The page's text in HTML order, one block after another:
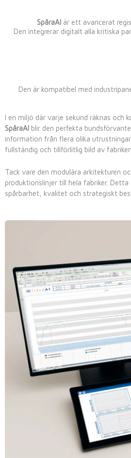
SpåraAI är ett avancerat
Den integrerar digitalt alla kritiska
Den är kompatibel med
I en miljö där varje sekund räknas och
SpåraAI blir den perfekta
information från flera olika
fullständig och tillförlitlig bild av
Tack vare den modulära arkitekturen
produktionslinjer till hela fabriker.
spårbarhet, kvalitet och strategiskt